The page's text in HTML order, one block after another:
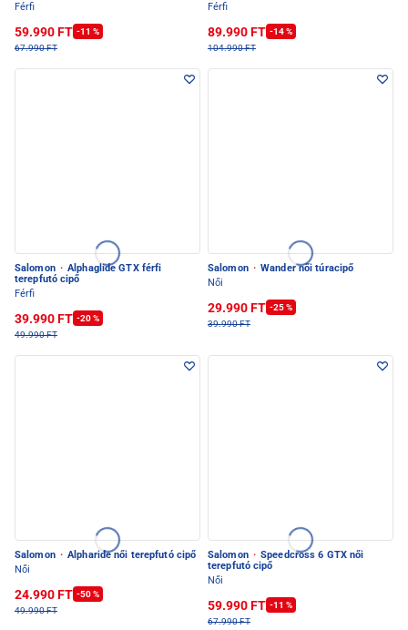
Férfi
59.990 FT -11 %
67.990 FT
Férfi
89.990 FT -14 %
104.990 FT
Salomon · Alphaglide GTX férfi
terepfutó cipő
Férfi
39.990 FT -20 %
49.990 FT
Salomon · Wander női túracipő
Női
29.990 FT -25 %
39.990 FT
Salomon · Alpharide női terepfutó cipő
Női
24.990 FT -50 %
49.990 FT
Salomon · Speedcross 6 GTX női
terepfutó cipő
Női
59.990 FT -11 %
67.990 FT